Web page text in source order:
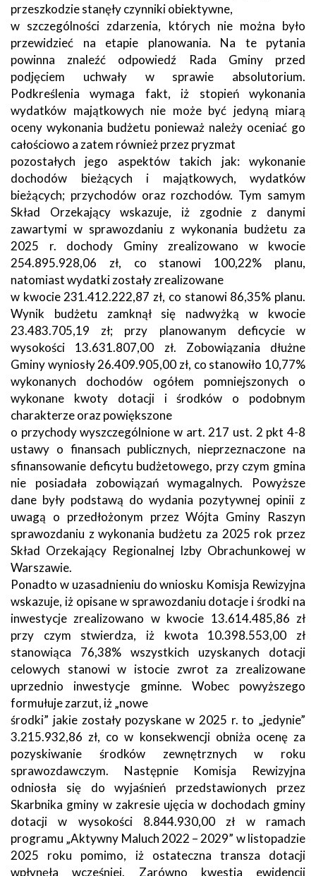
przeszkodzie stanęły czynniki obiektywne,
w szczególności zdarzenia, których nie można było
przewidzieć na etapie planowania. Na te pytania
powinna znaleźć odpowiedź Rada Gminy przed
podjęciem uchwały w sprawie absolutorium.
Podkreślenia wymaga fakt, iż stopień wykonania
wydatków majątkowych nie może być jedyną miarą
oceny wykonania budżetu ponieważ należy oceniać go
całościowo a zatem również przez pryzmat
pozostałych jego aspektów takich jak: wykonanie
dochodów bieżących i majątkowych, wydatków
bieżących; przychodów oraz rozchodów. Tym samym
Skład Orzekający wskazuje, iż zgodnie z danymi
zawartymi w sprawozdaniu z wykonania budżetu za
2025 r. dochody Gminy zrealizowano w kwocie
254.895.928,06 zł, co stanowi 100,22% planu,
natomiast wydatki zostały zrealizowane
w kwocie 231.412.222,87 zł, co stanowi 86,35% planu.
Wynik budżetu zamknął się nadwyżką w kwocie
23.483.705,19 zł; przy planowanym deficycie w
wysokości 13.631.807,00 zł. Zobowiązania dłużne
Gminy wyniosły 26.409.905,00 zł, co stanowiło 10,77%
wykonanych dochodów ogółem pomniejszonych o
wykonane kwoty dotacji i środków o podobnym
charakterze oraz powiększone
o przychody wyszczególnione w art. 217 ust. 2 pkt 4-8
ustawy o finansach publicznych, nieprzeznaczone na
sfinansowanie deficytu budżetowego, przy czym gmina
nie posiadała zobowiązań wymagalnych. Powyższe
dane były podstawą do wydania pozytywnej opinii z
uwagą o przedłożonym przez Wójta Gminy Raszyn
sprawozdaniu z wykonania budżetu za 2025 rok przez
Skład Orzekający Regionalnej Izby Obrachunkowej w
Warszawie.
Ponadto w uzasadnieniu do wniosku Komisja Rewizyjna
wskazuje, iż opisane w sprawozdaniu dotacje i środki na
inwestycje zrealizowano w kwocie 13.614.485,86 zł
przy czym stwierdza, iż kwota 10.398.553,00 zł
stanowiąca 76,38% wszystkich uzyskanych dotacji
celowych stanowi w istocie zwrot za zrealizowane
uprzednio inwestycje gminne. Wobec powyższego
formułuje zarzut, iż „nowe
środki” jakie zostały pozyskane w 2025 r. to „jedynie”
3.215.932,86 zł, co w konsekwencji obniża ocenę za
pozyskiwanie środków zewnętrznych w roku
sprawozdawczym. Następnie Komisja Rewizyjna
odniosła się do wyjaśnień przedstawionych przez
Skarbnika gminy w zakresie ujęcia w dochodach gminy
dotacji w wysokości 8.844.930,00 zł w ramach
programu „Aktywny Maluch 2022 – 2029” w listopadzie
2025 roku pomimo, iż ostateczna transza dotacji
wpłynęła wcześniej. Zarówno kwestia ewidencji